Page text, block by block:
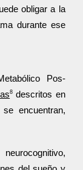
obligar a la
durante ese
Pos-
8 descritos en
encuentran,